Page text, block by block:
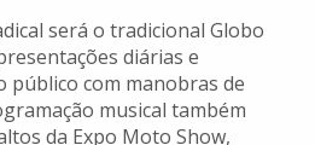
será o tradicional Globo
diárias e
público com manobras de
musical também
da Expo Moto Show,